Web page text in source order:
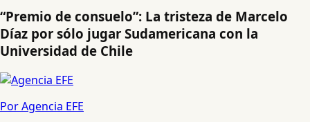
“Premio de consuelo”: La tristeza de Marcelo
Díaz por sólo jugar Sudamericana con la
Universidad de Chile
Por Agencia EFE